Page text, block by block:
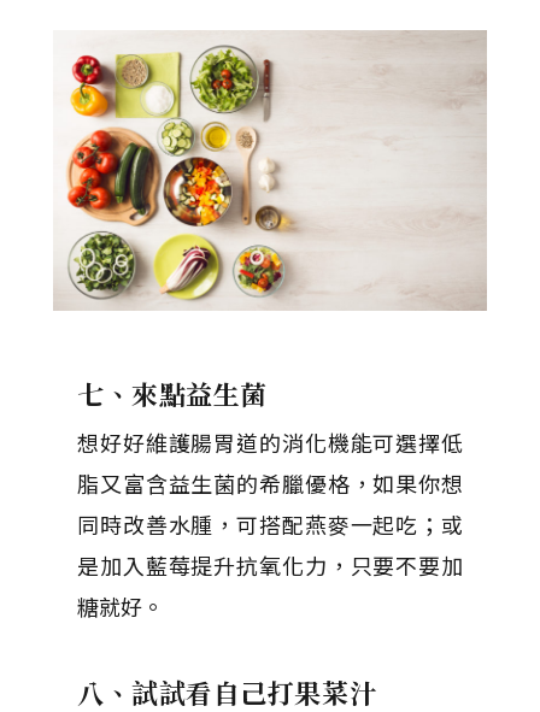
七、來點益生菌
想好好維護腸胃道的消化機能可選擇低
脂又富含益生菌的希臘優格，如果你想
同時改善水腫，可搭配燕麥一起吃；或
是加入藍莓提升抗氧化力，只要不要加
糖就好。
八、試試看自己打果菜汁